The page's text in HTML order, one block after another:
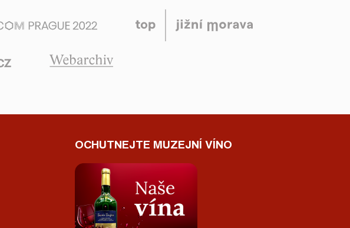
OCHUTNEJTE MUZEJNÍ VÍNO